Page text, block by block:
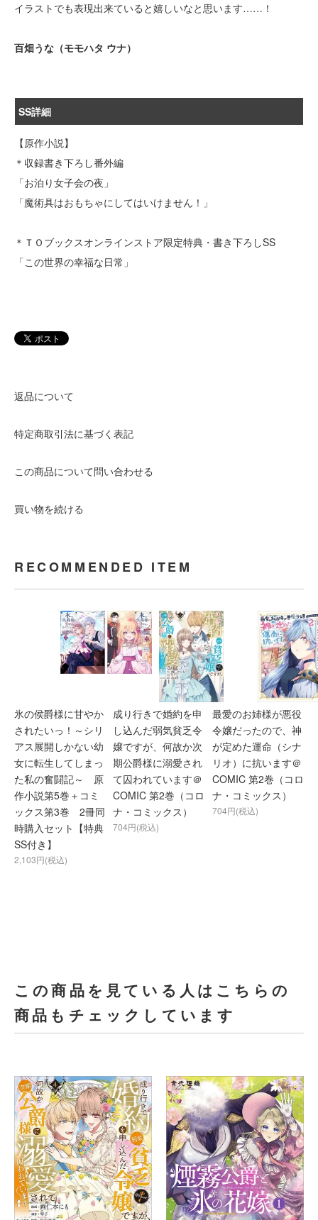
イラストでも表現出来ていると嬉しいなと思います……！
百畑うな（モモハタ ウナ）
SS詳細
【原作小説】
＊収録書き下ろし番外編
「お泊り女子会の夜」
「魔術具はおもちゃにしてはいけません！」
＊ＴＯブックスオンラインストア限定特典・書き下ろしSS
「この世界の幸福な日常」
返品について
特定商取引法に基づく表記
この商品について問い合わせる
買い物を続ける
RECOMMENDED ITEM
氷の侯爵様に甘やか
されたいっ！～シリ
アス展開しかない幼
女に転生してしまっ
た私の奮闘記～ 原
作小説第5巻＋コミ
ックス第3巻 2冊同
時購入セット【特典
SS付き】
2,103円(税込)
成り行きで婚約を申
し込んだ弱気貧乏令
嬢ですが、何故か次
期公爵様に溺愛され
て囚われています＠
COMIC 第2巻（コロ
ナ・コミックス）
704円(税込)
最愛のお姉様が悪役
令嬢だったので、神
が定めた運命（シナ
リオ）に抗います＠
COMIC 第2巻（コロ
ナ・コミックス）
704円(税込)
この商品を見ている人はこちらの
商品もチェックしています